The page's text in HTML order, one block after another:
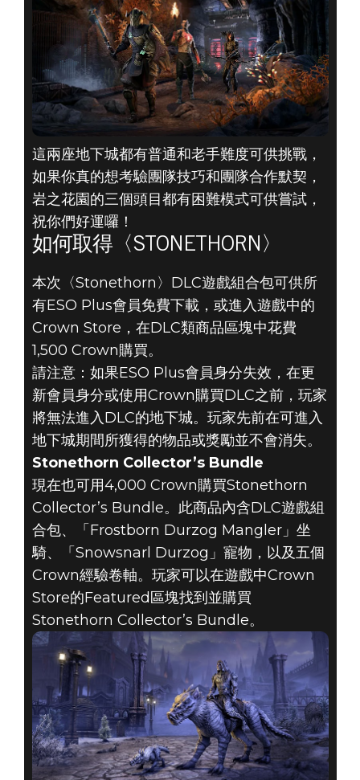
這兩座地下城都有普通和老手難度可供挑戰，
如果你真的想考驗團隊技巧和團隊合作默契，
岩之花園的三個頭目都有困難模式可供嘗試，
祝你們好運囉！
如何取得〈STONETHORN〉
本次〈Stonethorn〉DLC遊戲組合包可供所
有ESO Plus會員免費下載，或進入遊戲中的
Crown Store，在DLC類商品區塊中花費
1,500 Crown購買。
請注意：如果ESO Plus會員身分失效，在更
新會員身分或使用Crown購買DLC之前，玩家
將無法進入DLC的地下城。玩家先前在可進入
地下城期間所獲得的物品或獎勵並不會消失。
Stonethorn Collector’s Bundle
現在也可用4,000 Crown購買Stonethorn
Collector’s Bundle。此商品內含DLC遊戲組
合包、「Frostborn Durzog Mangler」坐
騎、「Snowsnarl Durzog」寵物，以及五個
Crown經驗卷軸。玩家可以在遊戲中Crown
Store的Featured區塊找到並購買
Stonethorn Collector’s Bundle。